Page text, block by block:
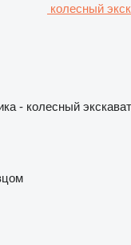
колесный
- колесный